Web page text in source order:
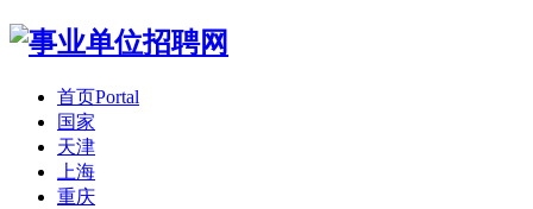
首页Portal
国家
天津
上海
重庆